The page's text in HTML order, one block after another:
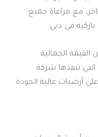
مع مراعاة جميع
في دبي.
الجمالية
تنفذها شركة
أرضيات عالية الجودة